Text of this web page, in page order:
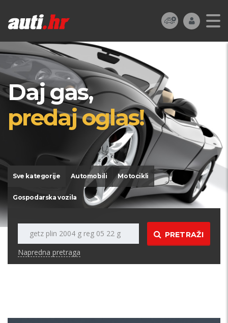
Daj gas,
predaj oglas!
Sve kategorije Automobili Motocikli
Gospodarska vozila
PRETRAŽI
Napredna pretraga